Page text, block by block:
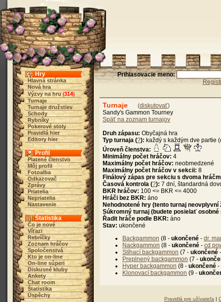
Hry
Hlavná stránka
Nová hra
Výzvy na hru (314)
Turnaje
Turnaje družstiev
Schody
Rybníky
Pokerové stoly
Pravidlá hier
Editory hier
Profil
Platené členstvo
Môj profil
Fotoalba
Odkazovač
Zprávy
Priatelia
Nepriatelia
Nastavenie
Štatistika
Čo je nové
Víťazi
Rebríčky
Zoznam hráčov
Spoločenstvá
Kto je on-line
On-line súperi
Diskusné kluby
Ankety
Chat room
Štatistika
Úspěchy
Prihlasovacie meno:
Turnaje (diskutovať)
Sandy's Gammon Tourney
Späť na zoznam turnajov
Druh zápasu: Obyčajná hra
Typ turnaja (?): každý s každým dve partie
Úroveň členstva:
Minimálny počet hráčov: 4
Maximálny počet hráčov: neobmedzené
Maximálny počet hráčov v sekcii: 8
Finálový zápas pre sekciu s dvoma
Časová kontrola (?): 7 dní, štandardná
BKR hráčov: 100 <= BKR <= 4000
Hráči bez BKR: áno
Nehodnotené hry (tento turnaj neovplyvní
Súkromný turnaj (budete posielať osobné
Řadit hráče podle BKR: áno
Stav: ukončené
Backgammon (8 - ukončené - dr.
Nackgammon (8 - ukončené - cd
Stíhací backgammon (7 - ukončené
Preplnený backgammon (7 -
Hyper backgammon (8 - ukončené -
Klonovací backgammon (9 -
Pravidlá pre užívateľa |